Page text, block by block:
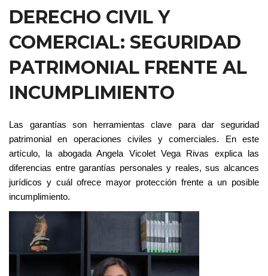
DERECHO CIVIL Y
COMERCIAL: SEGURIDAD
PATRIMONIAL FRENTE AL
INCUMPLIMIENTO
Las garantías son herramientas clave para dar seguridad
patrimonial en operaciones civiles y comerciales. En este
artículo, la abogada Angela Vicolet Vega Rivas explica las
diferencias entregarantías personales y reales, sus alcances
jurídicos y cuál ofrece mayor protección frente a un posible
incumplimiento.